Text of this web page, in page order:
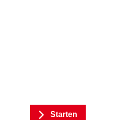
Starten